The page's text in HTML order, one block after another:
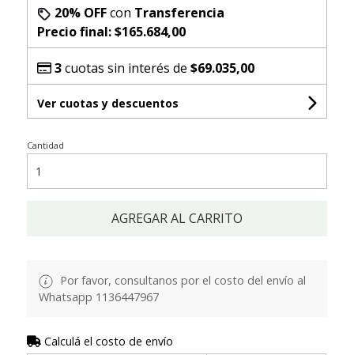
20% OFFcon Transferencia
Precio final:$165.684,00
3cuotas sin interés de $69.035,00
Ver cuotas y descuentos
Cantidad
AGREGAR AL CARRITO
Por favor, consultanos por el costo del envío al
Whatsapp 1136447967
Calculá el costo de envío